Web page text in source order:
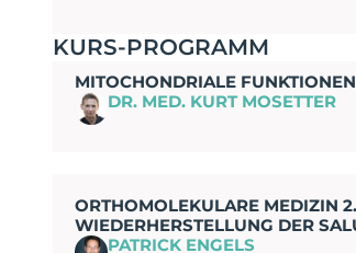
KURS-PROGRAMM
MITOCHONDRIALE
DR. MED. KURT MOSETTER
ORTHOMOLEKULARE MEDIZIN
WIEDERHERSTELLUNG DER
PATRICK ENGELS